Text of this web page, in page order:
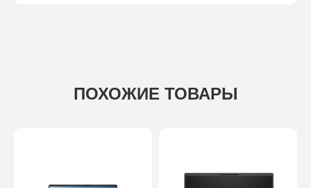
ПОХОЖИЕ ТОВАРЫ